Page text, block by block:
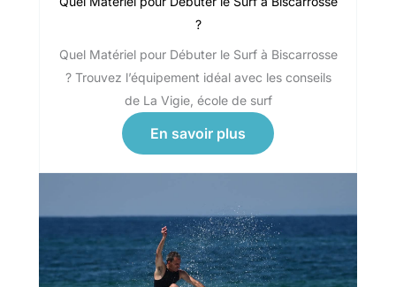
?
Quel Matériel pour Débuter le Surf à Biscarrosse
? Trouvez l’équipement idéal avec les conseils
de La Vigie, école de surf
En savoir plus